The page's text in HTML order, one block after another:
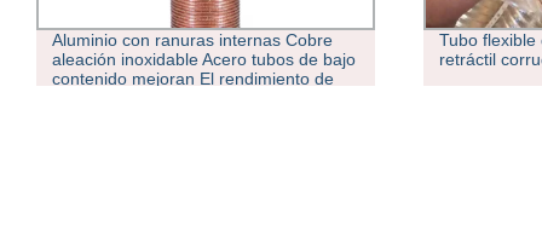
Aluminio con ranuras internas Cobre
aleación inoxidable Acero tubos de bajo
contenido mejoran El rendimiento de
Tubo flexible
retráctil